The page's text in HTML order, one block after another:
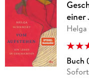
einer
Buch